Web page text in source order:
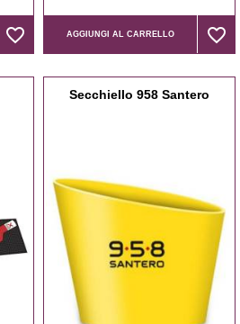
favorite_border
favorite_border AGGIUNGI AL CARRELLO favorite_border
favorite_border
Secchiello 958 Santero